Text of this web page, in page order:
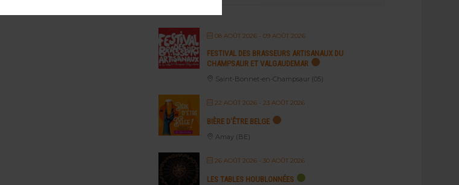
08 AOÛT 2026 - 09 AOÛT 2026
FESTIVAL DES BRASSEURS ARTISANAUX DU
CHAMPSAUR ET VALGAUDEMAR
Saint-Bonnet-en-Champsaur (05)
22 AOÛT 2026 - 23 AOÛT 2026
BIÈRE D’ÊTRE BELGE
Amay (BE)
26 AOÛT 2026 - 30 AOÛT 2026
LES TABLES HOUBLONNÉES